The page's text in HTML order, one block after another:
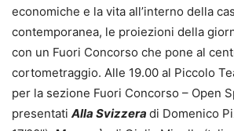
economiche e la vita all’interno della
contemporanea, le proiezioni della
con un Fuori Concorso che pone al
cortometraggio. Alle 19.00 al Piccolo
per la sezione Fuori Concorso – Open
presentati Alla Svizzera di Domenico